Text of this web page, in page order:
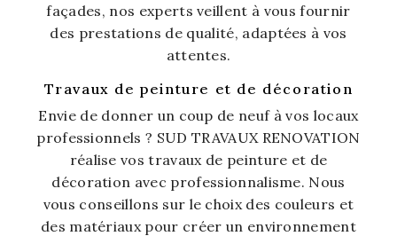
façades, nos experts veillent à vous fournir
des prestations de qualité, adaptées à vos
attentes.
Travaux de peinture et de décoration
Envie de donner un coup de neuf à vos locaux
professionnels ? SUD TRAVAUX RENOVATION
réalise vos travaux de peinture et de
décoration avec professionnalisme. Nous
vous conseillons sur le choix des couleurs et
des matériaux pour créer un environnement